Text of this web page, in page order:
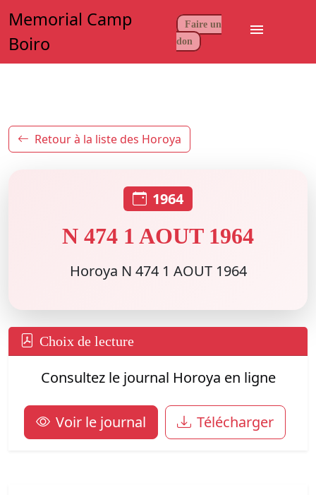
Memorial Camp
Boiro
Faire un
don
menu
Retour à la liste des Horoya
1964
N 474 1 AOUT 1964
Horoya N 474 1 AOUT 1964
Choix de lecture
Consultez le journal Horoya en ligne
Voir le journal Télécharger